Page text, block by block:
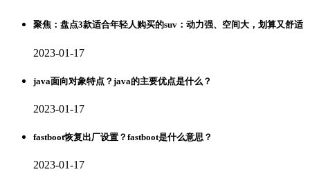
聚焦：盘点3款适合年轻人购买的suv：动力强、空间大，划算又舒适
2023-01-17
java面向对象特点？java的主要优点是什么？
2023-01-17
fastboot恢复出厂设置？fastboot是什么意思？
2023-01-17